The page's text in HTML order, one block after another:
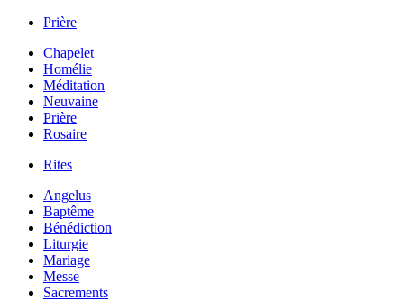
Prière
Chapelet
Homélie
Méditation
Neuvaine
Prière
Rosaire
Rites
Angelus
Baptême
Bénédiction
Liturgie
Mariage
Messe
Sacrements